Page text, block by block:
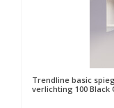
Trendline basic
verlichting 100 Black